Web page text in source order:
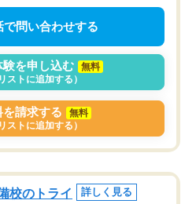
で問い合わせする
験を申し込む
無料
リストに追加する）
を請求する
無料
リストに追加する）
校のトライ 詳しく見る